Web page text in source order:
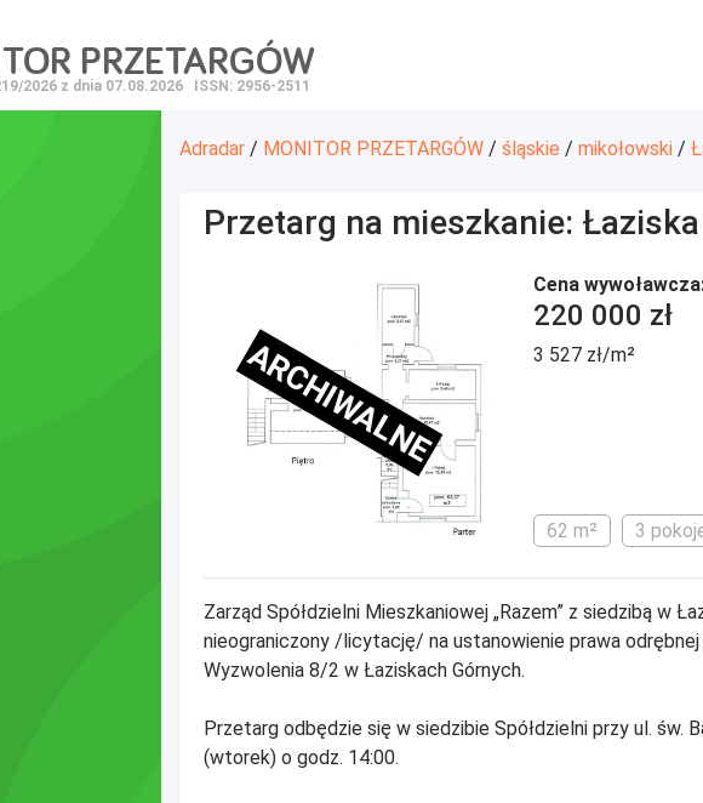
PRZETARGÓW
2026 z dnia 07.08.2026 ISSN: 2956-2511
Adradar / MONITOR PRZETARGÓW / śląskie / mikołowski /
Przetarg na mieszkanie:
ARCHIWALNE
Cena
220 000 zł
3 527 zł/m²
62 m² 3
Zarząd Spółdzielni Mieszkaniowej „Razem” z siedzibą w
nieograniczony /licytację/ na ustanowienie prawa odrębnej
Wyzwolenia 8/2 w Łaziskach Górnych.
Przetarg odbędzie się w siedzibie Spółdzielni przy ul. św.
(wtorek) o godz. 14:00.